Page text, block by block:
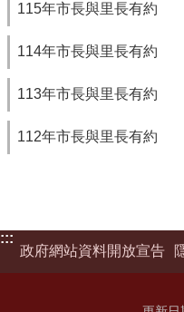
115年市長與里長有約
114年市長與里長有約
113年市長與里長有約
112年市長與里長有約
:::
政府網站資料開放宣告